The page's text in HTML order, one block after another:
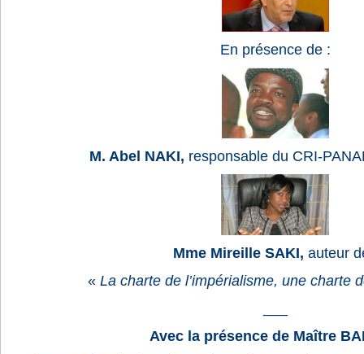
En présence de :
M. Abel NAKI, responsable du CRI-
Mme Mireille SAKI, auteur
« La charte de l’impérialisme, une charte
Avec la présence de Maître